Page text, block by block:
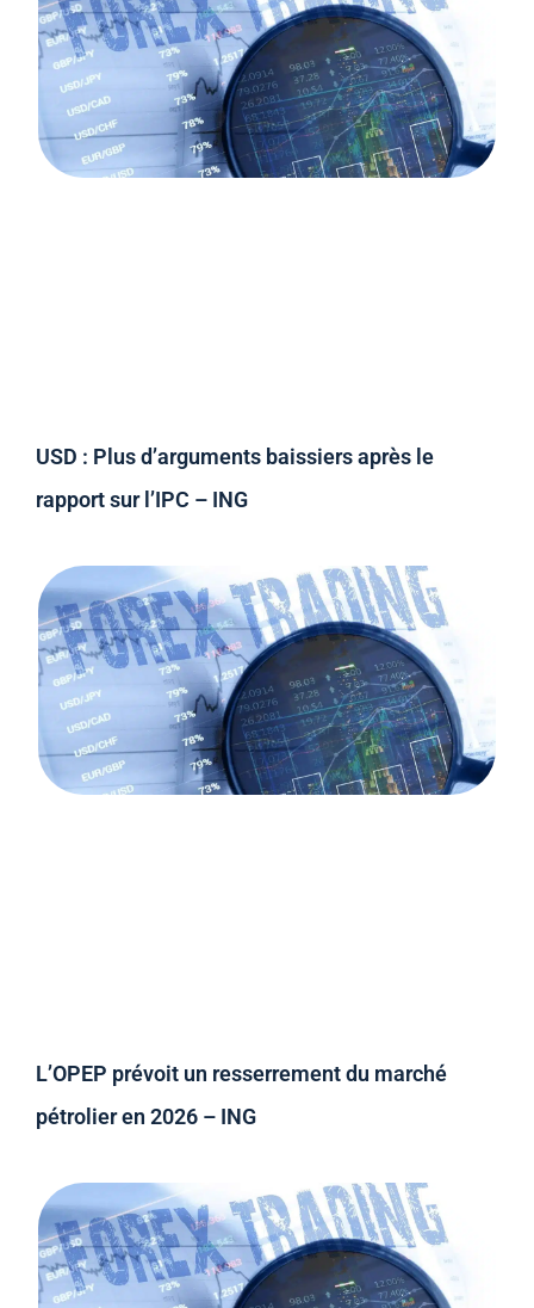
USD : Plus d’arguments baissiers après le
rapport sur l’IPC – ING
L’OPEP prévoit un resserrement du marché
pétrolier en 2026 – ING